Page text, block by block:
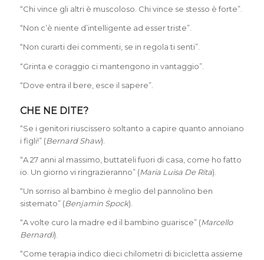
“Chi vince gli altri è muscoloso. Chi vince se stesso è forte”.
“Non c’è niente d’intelligente ad esser triste”.
“Non curarti dei commenti, se in regola ti senti”.
“Grinta e coraggio ci mantengono in vantaggio”.
“Dove entra il bere, esce il sapere”.
CHE NE DITE?
“Se i genitori riuscissero soltanto a capire quanto annoiano
i figli!” (Bernard Shaw).
“A 27 anni al massimo, buttateli fuori di casa, come ho fatto
io. Un giorno vi ringrazieranno” (Maria Luisa De Rita).
“Un sorriso al bambino è meglio del pannolino ben
sistemato” (Benjamin Spock).
“A volte curo la madre ed il bambino guarisce” (Marcello
Bernardi).
“Come terapia indico dieci chilometri di bicicletta assieme